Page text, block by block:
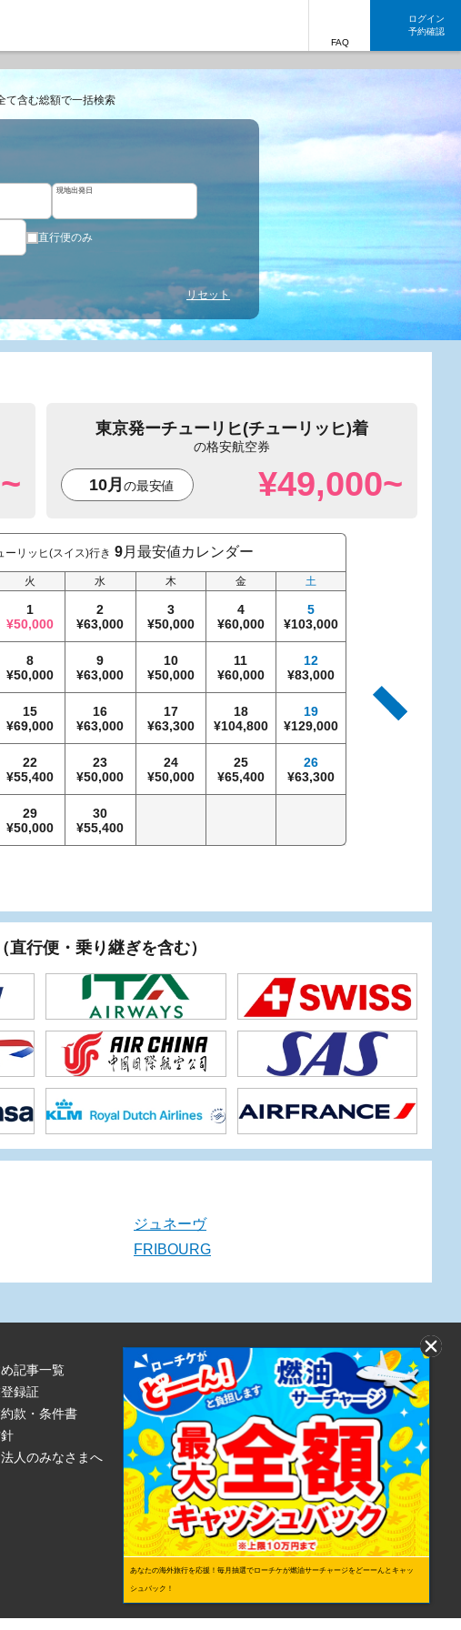
FAQ
ログイン
予約確認
て含む総額で一括検索
現地出発日
直行便のみ
リセット
東京発 チューリヒ(チューリッヒ)着
10月 ¥49,000~
ーリッヒ(スイス)行き 9月最安値カレンダー
火 水 木 金 土
1
50,000
2
63,000
3
50,000
4
60,000
5
103,000
8
50,000
9
63,000
10
50,000
11
60,000
12
83,000
15
69,000
16
63,000
17
63,300
18
104,800
19
129,000
22
55,400
23
50,000
24
50,000
25
65,400
26
63,300
29
50,000
30
55,400
11
98,100
行便・乗り継ぎを含む）
ジュネーヴ
FRIBOURG
記事一覧
録証
款・条件書
人のみなさまへ
株式会社ローソンエンタテインメント
利用規約
ローソンWEB会員規約
個人情報の取り扱いについて
個人情報保護方針
あなたの海外旅行を応援！毎月抽選でローチケが燃油サーチャージをどーーんとキャッ
シュバック！